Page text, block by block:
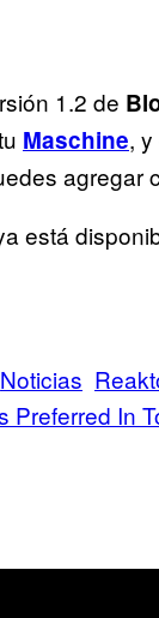
1.2 de
Maschine, y
agregar
está
Noticias
Preferred In